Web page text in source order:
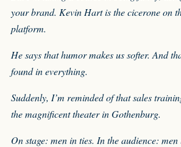
your brand. Kevin Hart is the cicerone on
platform.
He says that humor makes us softer. And
found in everything.
Suddenly, I’m reminded of that sales
the magnificent theater in Gothenburg.
On stage: men in ties. In the audience: